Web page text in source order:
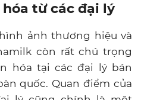
hóa từ các đại lý
ảnh thương hiệu và
còn rất chú trọng
hóa tại các đại lý bán
quốc. Quan điểm của